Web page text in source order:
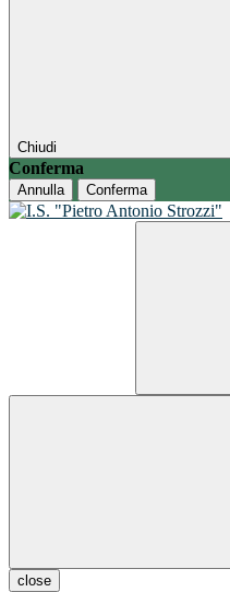
Chiudi
Conferma
Annulla Conferma
close